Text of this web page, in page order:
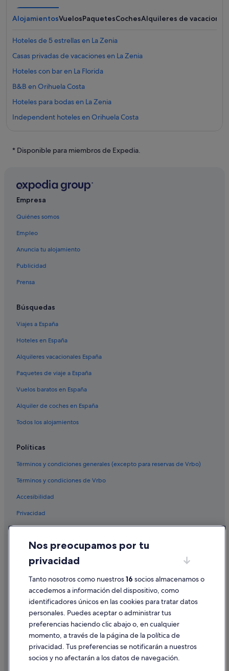
AlojamientosVuelosPaquetesCochesAlquileres de vacaciones
Hoteles de 5 estrellas en La Zenia
Casas privadas de vacaciones en La Zenia
Hoteles con bar en La Florida
B&B en Orihuela Costa
Hoteles para bodas en La Zenia
Independent hoteles en Orihuela Costa
Hoteles de golf en Orihuela Costa
Hoteles con restaurante en Orihuela Costa
Hoteles de 4 estrellas en Orihuela Costa
Hoteles románticos en La Zenia
Townhouses/Affittacamere en La Zenia
Villas en La Florida
Hoteles con restaurante en Playa Flamenca
Hoteles para bodas en Orihuela Costa
Hoteles de 5 estrellas en Orihuela Costa
Pensiones en La Florida
Casas de campo en Playa Flamenca
Apartamentos en La Zenia
Hoteles con wifi en Orihuela Costa
Hoteles cerca de Centro comercial Zenia Boulevard
Hoteles boutique en La Zenia
Hoteles con spa en Orihuela Costa
Complejos turísticos en La Zenia
Hoteles en la playa en Orihuela Costa
Hoteles de golf en La Zenia
Hoteles con bar en Cabo Roig
Los Dolses hoteles
Hoteles con gimnasio en Orihuela Costa
Complejos turísticos en Playa Flamenca
Villas en Playa Flamenca
* Disponible para miembros de Expedia.
Empresa
Quiénes somos
Empleo
Anuncia tu alojamiento
Publicidad
Prensa
Búsquedas
Viajes a España
Hoteles en España
Alquileres vacacionales España
Paquetes de viaje a España
Vuelos baratos en España
Alquiler de coches en España
Todos los alojamientos
Políticas
Términos y condiciones generales (excepto para reservas de Vrbo)
Términos y condiciones de Vrbo
Accesibilidad
Privacidad
Condiciones de uso
Información legal/contacto
Pautas sobre el contenido y cómo denunciar contenido
Ayuda
Cancelar un vuelo
Cancelar una reserva de hotel o de un alquiler vacacional
Nos preocupamos por tu
privacidad
Tanto nosotros como nuestros16 socios almacenamos o
accedemos a información del dispositivo, como
identificadores únicos en las cookies para tratar datos
personales. Puedes aceptar o administrar tus
preferencias haciendo clic abajo o, en cualquier
momento, a través de la página de la política de
privacidad. Tus preferencias se notificarán a nuestros
socios y no afectarán a los datos de navegación.